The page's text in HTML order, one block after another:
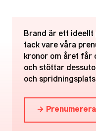
Brand är ett ideellt
tack vare våra
kronor om året får
och stöttar
och
→